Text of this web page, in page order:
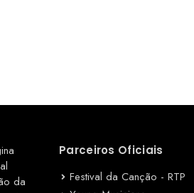
da
Parceiros Oficiais
Festival da Canção - RTP